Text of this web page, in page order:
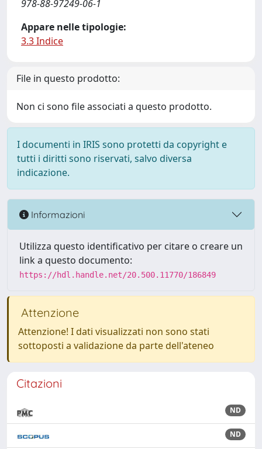
978-88-97249-06-1
Appare nelle tipologie:
3.3 Indice
File in questo prodotto:
Non ci sono file associati a questo prodotto.
I documenti in IRIS sono protetti da copyright e
tutti i diritti sono riservati, salvo diversa
indicazione.
Informazioni
Utilizza questo identificativo per citare o creare un
link a questo documento:
https://hdl.handle.net/20.500.11770/186849
Attenzione
Attenzione! I dati visualizzati non sono stati
sottoposti a validazione da parte dell'ateneo
Citazioni
ND
ND